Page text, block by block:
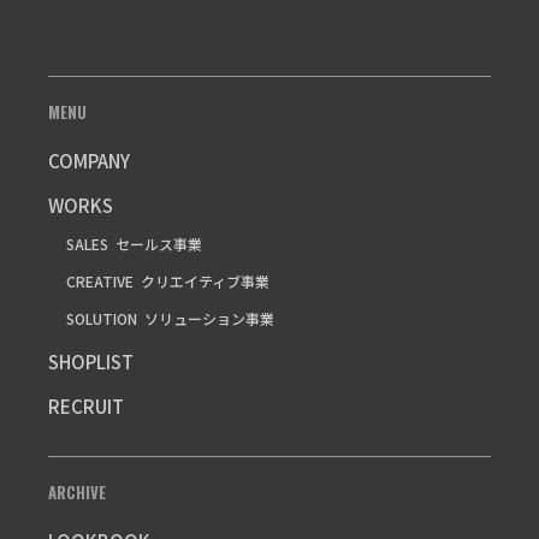
MENU
COMPANY
WORKS
SALES セールス事業
CREATIVE クリエイティブ事業
SOLUTION ソリューション事業
SHOPLIST
RECRUIT
ARCHIVE